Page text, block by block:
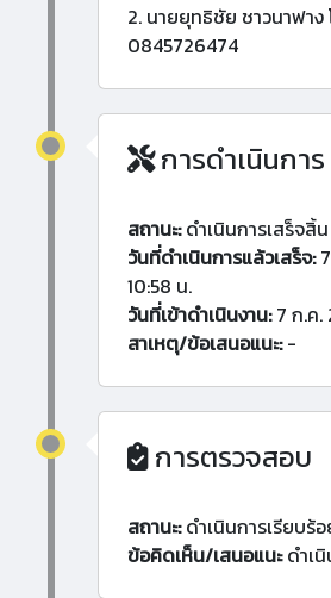
2. นายยุทธิชัย ชาวนาฟาง
0845726474
การดำเนินการ
สถานะ:ดำเนินการเสร็จสิ้น
วันที่ดำเนินการแล้วเสร็จ:7
10:58 น.
วันที่เข้าดำเนินงาน:7 ก.ค.
สาเหตุ/ข้อเสนอแนะ:-
การตรวจสอบ
สถานะ:ดำเนินการเรียบร้
ข้อคิดเห็น/เสนอแนะดำเนิ